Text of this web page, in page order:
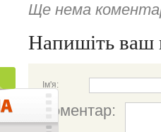
Ще нема
Напишіть ваш
Ім'я:
Коментар: